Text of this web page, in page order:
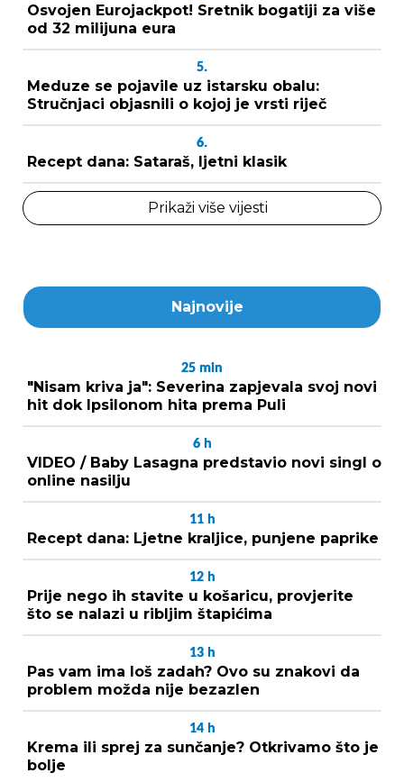
Osvojen Eurojackpot! Sretnik bogatiji za više
od 32 milijuna eura
5.
Meduze se pojavile uz istarsku obalu:
Stručnjaci objasnili o kojoj je vrsti riječ
6.
Recept dana: Sataraš, ljetni klasik
Prikaži više vijesti
Najnovije
25 min
"Nisam kriva ja": Severina zapjevala svoj novi
hit dok Ipsilonom hita prema Puli
6 h
VIDEO / Baby Lasagna predstavio novi singl o
online nasilju
11 h
Recept dana: Ljetne kraljice, punjene paprike
12 h
Prije nego ih stavite u košaricu, provjerite
što se nalazi u ribljim štapićima
13 h
Pas vam ima loš zadah? Ovo su znakovi da
problem možda nije bezazlen
14 h
Krema ili sprej za sunčanje? Otkrivamo što je
bolje